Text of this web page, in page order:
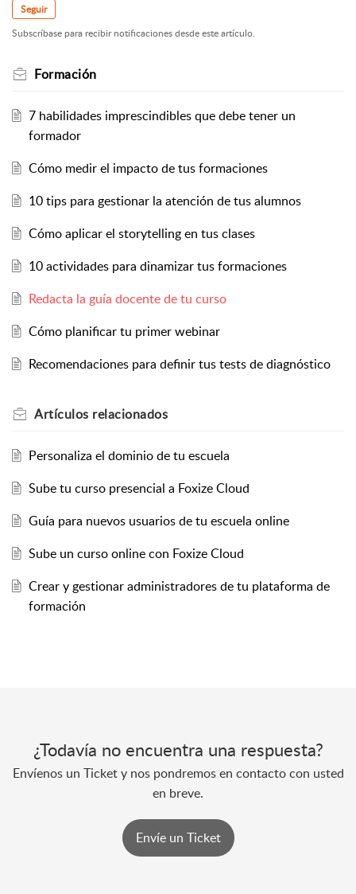
Seguir
Subscríbase para recibir notificaciones desde este artículo.
Formación
7 habilidades imprescindibles que debe tener un
formador
Cómo medir el impacto de tus formaciones
10 tips para gestionar la atención de tus alumnos
Cómo aplicar el storytelling en tus clases
10 actividades para dinamizar tus formaciones
Redacta la guía docente de tu curso
Cómo planificar tu primer webinar
Recomendaciones para definir tus tests de diagnóstico
Artículos relacionados
Personaliza el dominio de tu escuela
Sube tu curso presencial a Foxize Cloud
Guía para nuevos usuarios de tu escuela online
Sube un curso online con Foxize Cloud
Crear y gestionar administradores de tu plataforma de
formación
¿Todavía no encuentra una respuesta?
Envíenos un Ticket y nos pondremos en contacto con usted
en breve.
Envíe un Ticket